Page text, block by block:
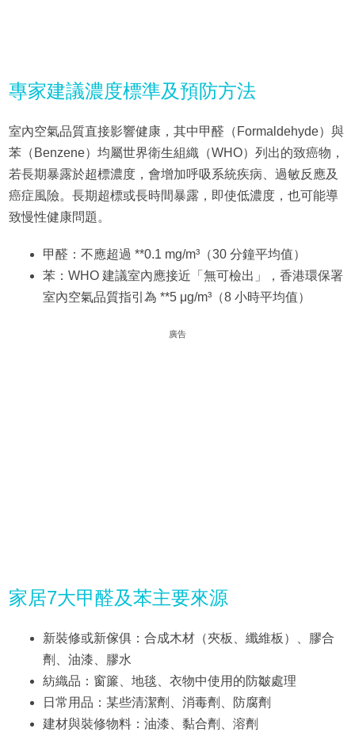
專家建議濃度標準及預防方法
室內空氣品質直接影響健康，其中甲醛（Formaldehyde）與
苯（Benzene）均屬世界衛生組織（WHO）列出的致癌物，
若長期暴露於超標濃度，會增加呼吸系統疾病、過敏反應及
癌症風險。長期超標或長時間暴露，即使低濃度，也可能導
致慢性健康問題。
甲醛：不應超過 **0.1 mg/m³（30 分鐘平均值）
苯：WHO 建議室內應接近「無可檢出」，香港環保署
室內空氣品質指引為 **5 μg/m³（8 小時平均值）
廣告
家居7大甲醛及苯主要來源
新裝修或新傢俱：合成木材（夾板、纖維板）、膠合
劑、油漆、膠水
紡織品：窗簾、地毯、衣物中使用的防皺處理
日常用品：某些清潔劑、消毒劑、防腐劑
建材與裝修物料：油漆、黏合劑、溶劑